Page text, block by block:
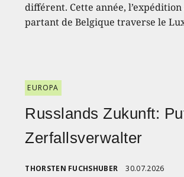
différent. Cette année, l’expédition
partant de Belgique traverse le
EUROPA
Russlands Zukunft:
Zerfallsverwalter
THORSTEN FUCHSHUBER 30.07.2026